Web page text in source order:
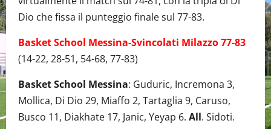
Dio che fissa il punteggio finale sul 77-83.
Basket School Messina-Svincolati Milazzo 77-83
(14-22, 28-51, 54-68, 77-83)
Basket School Messina: Guduric, Incremona 3,
Mollica, Di Dio 29, Miaffo 2, Tartaglia 9, Caruso,
Busco 11, Diakhate 17, Janic, Yeyap 6. All. Sidoti.